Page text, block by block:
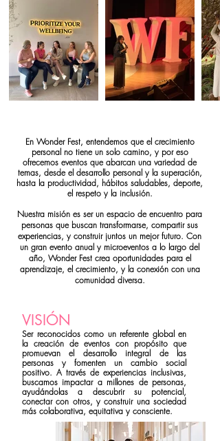
En Wonder Fest, entendemos que el crecimiento
personal no tiene un solo camino, y por eso
ofrecemos eventos que abarcan una variedad de
temas, desde el desarrollo personal y la superación,
hasta la productividad, hábitos saludables, deporte,
el respeto y la inclusión.
Nuestra misión es ser un espacio de encuentro para
personas que buscan transformarse, compartir sus
experiencias, y construir juntos un mejor futuro. Con
un gran evento anual y microeventos a lo largo del
año, Wonder Fest crea oportunidades para el
aprendizaje, el crecimiento, y la conexión con una
comunidad diversa.
VISIÓN
Ser reconocidos como un referente global en
la creación de eventos con propósito que
promuevan el desarrollo integral de las
personas y fomenten un cambio social
positivo. A través de experiencias inclusivas,
buscamos impactar a millones de personas,
ayudándolas a descubrir su potencial,
conectar con otros, y construir una sociedad
más colaborativa, equitativa y consciente.